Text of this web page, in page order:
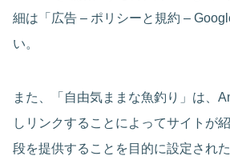
細は「広告 – ポリシーと規約 –
い。
また、「自由気ままな魚釣り」は、
しリンクすることによってサイトが
段を提供することを目的に設定され